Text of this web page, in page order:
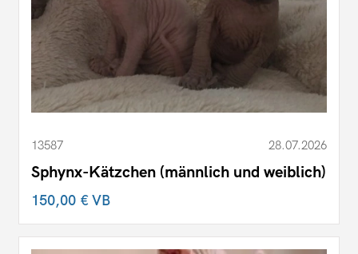
13587 28.07.2026
Sphynx-Kätzchen (männlich und weiblich)
150,00 €VB